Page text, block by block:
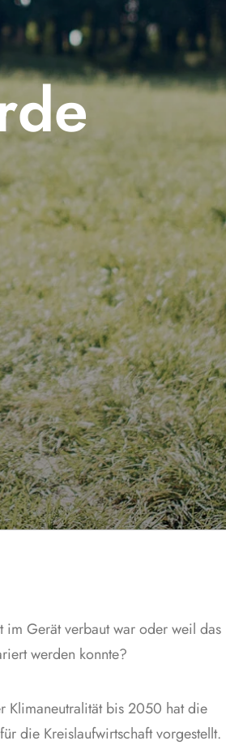
Gerät verbaut war oder weil das
werden konnte?
Klimaneutralität bis 2050 hat die
die Kreislaufwirtschaft vorgestellt.